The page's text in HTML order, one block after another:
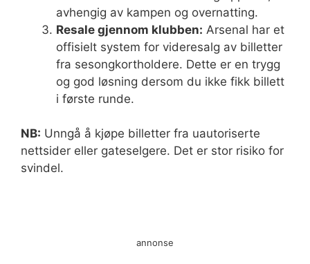
avhengig av kampen og overnatting.
Resale gjennom klubben: Arsenal har et
offisielt system for videresalg av billetter
fra sesongkortholdere. Dette er en trygg
og god løsning dersom du ikke fikk billett
i første runde.
NB: Unngå å kjøpe billetter fra uautoriserte
nettsider eller gateselgere. Det er stor risiko for
svindel.
annonse